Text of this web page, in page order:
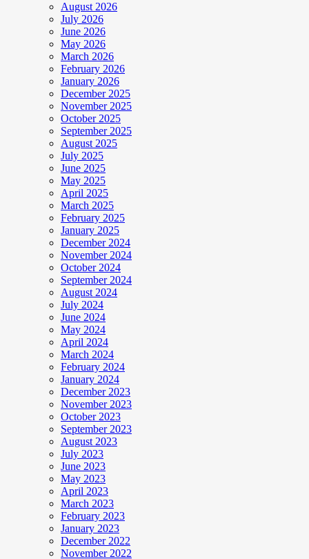
August 2026
July 2026
June 2026
May 2026
March 2026
February 2026
January 2026
December 2025
November 2025
October 2025
September 2025
August 2025
July 2025
June 2025
May 2025
April 2025
March 2025
February 2025
January 2025
December 2024
November 2024
October 2024
September 2024
August 2024
July 2024
June 2024
May 2024
April 2024
March 2024
February 2024
January 2024
December 2023
November 2023
October 2023
September 2023
August 2023
July 2023
June 2023
May 2023
April 2023
March 2023
February 2023
January 2023
December 2022
November 2022